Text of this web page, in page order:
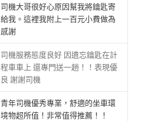
司機大哥很好心原因幫我將鑰匙寄
給我。這裡我附上一百元小費做為
感謝
司機服務態度良好 因遺忘鑰匙在計
程車車上 還專門送一趟！！表現優
良 謝謝司機
青年司機優秀專業，舒適的坐車環
境物超所值！非常值得推薦！！